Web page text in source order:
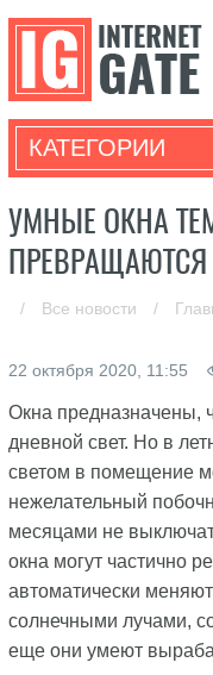
КАТЕГОРИИ
УМНЫЕ ОКНА
ПРЕВРАЩАЮТСЯ
/ Все новости /
22 октября 2020, 11:55
Окна предназначены,
дневной свет. Но в
светом в помещение
нежелательный
месяцами не
окна могут частично
автоматически
солнечными лучами,
еще они умеют